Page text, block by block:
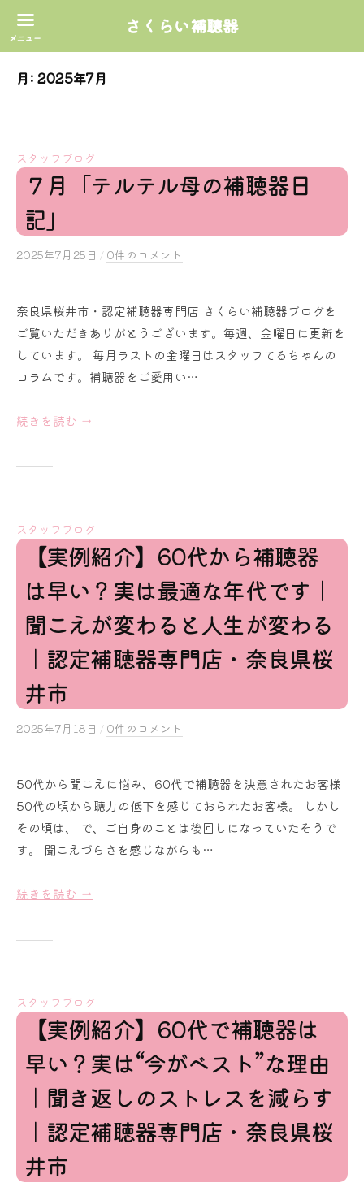
月: 2025年7月
スタッフブログ
７月「テルテル母の補聴器日
記」
2025年7月25日 b
a
k
u
r
/ 0件のコメント
奈良県桜井市・認定補聴器専門店 さくらい補聴器ブログを
ご覧いただきありがとうございます。毎週、金曜日に更新を
しています。 毎月ラストの金曜日はスタッフてるちゃんの
コラムです。補聴器をご愛用い…
続きを読む →
スタッフブログ
【実例紹介】60代から補聴器
は早い？実は最適な年代です｜
聞こえが変わると人生が変わる
｜認定補聴器専門店・奈良県桜
井市
2025年7月18日 b
a
k
/ 0件のコメント
50代から聞こえに悩み、60代で補聴器を決意されたお客様
50代の頃から聴力の低下を感じておられたお客様。 しかし
その頃は、 で、ご自身のことは後回しになっていたそうで
す。 聞こえづらさを感じながらも…
続きを読む →
スタッフブログ
【実例紹介】60代で補聴器は
早い？実は“今がベスト”な理由
｜聞き返しのストレスを減らす
｜認定補聴器専門店・奈良県桜
井市
さくらい補聴器